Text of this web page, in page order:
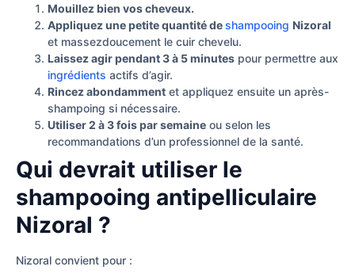
Mouillez bien vos cheveux.
Appliquez une petite quantité deshampooing Nizoral
et massezdoucement le cuir chevelu.
Laissez agir pendant 3 à 5 minutes pour permettre aux
ingrédients actifs d’agir.
Rincez abondamment et appliquez ensuite un après-
shampoing si nécessaire.
Utiliser 2 à 3 fois par semaine ou selon les
recommandations d’un professionnel de la santé.
Qui devrait utiliser le
shampooing antipelliculaire
Nizoral ?
Nizoral convient pour :